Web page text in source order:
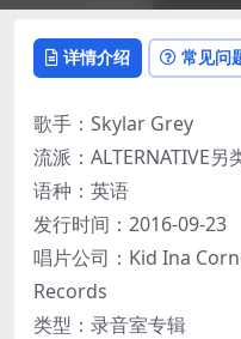
详情介绍 常见问
歌手：Skylar Grey
流派：ALTERNATIVE另
语种：英语
发行时间：2016-09-23
唱片公司：Kid Ina
Records
类型：录音室专辑